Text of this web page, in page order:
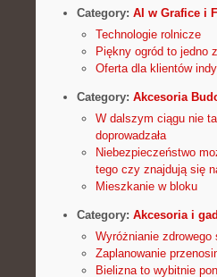
Category: AI w Grafice i
Technologie rolnicze
Piękny ogród to jedno
Oferta dla klientów
Category: Akcesoria
W dalszym ciągu nie
doprowadzała
Niebezpieczeństwo
tego czy znajdują się
Mieszkanie w bloku
Category: Akcesoria i
Wyróżnianie
Zaplanowanie
Bielizna to wybitnie